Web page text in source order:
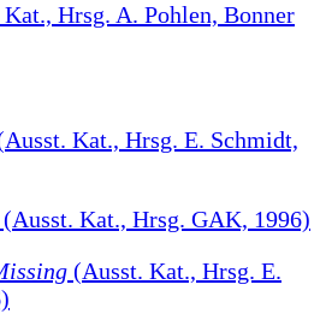
Hrsg. A. Pohlen, Bonner
Kat., Hrsg. E. Schmidt,
(Ausst. Kat., Hrsg. GAK, 1996)
(Ausst. Kat., Hrsg. E.